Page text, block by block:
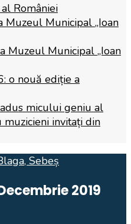
României
Municipal „Ioan
Muzeul Municipal „Ioan
o nouă ediție a
micului geniu al
muzicieni invitați din
2019